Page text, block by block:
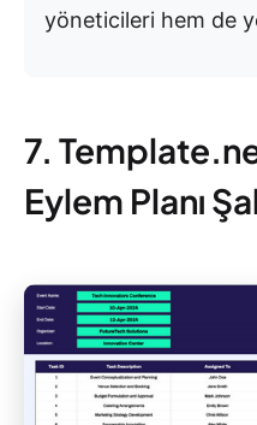
yöneticileri hem de
7.
Eylem Planı